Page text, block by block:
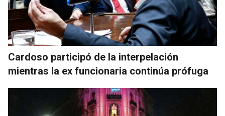
Cardoso participó de la interpelación
mientras la ex funcionaria continúa prófuga